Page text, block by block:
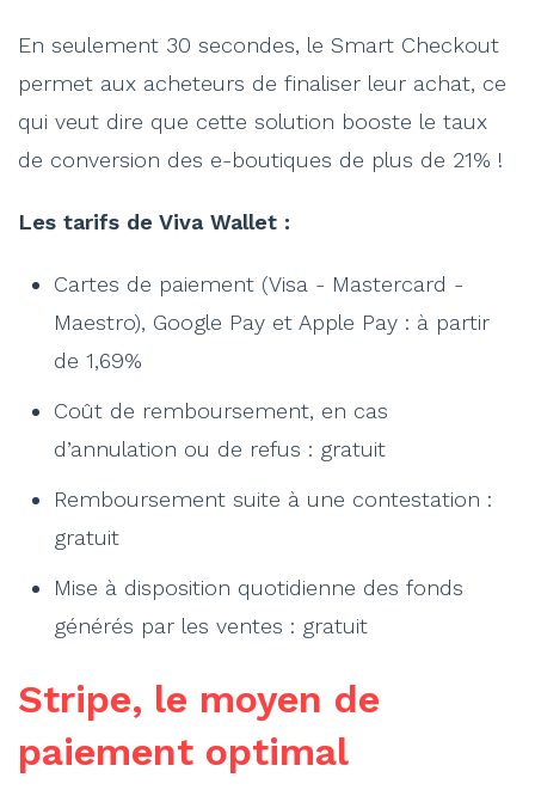
En seulement 30 secondes, le Smart Checkout
permet aux acheteurs de finaliser leur achat, ce
qui veut dire que cette solution booste le taux
de conversion des e-boutiques de plus de 21% !
Les tarifs de Viva Wallet :
Cartes de paiement (Visa - Mastercard -
Maestro), Google Pay et Apple Pay : à partir
de 1,69%
Coût de remboursement, en cas
d’annulation ou de refus : gratuit
Remboursement suite à une contestation :
gratuit
Mise à disposition quotidienne des fonds
générés par les ventes : gratuit
Stripe, le moyen de
paiement optimal